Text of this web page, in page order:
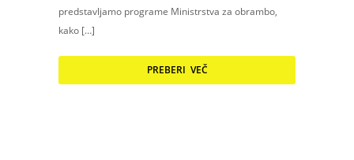
predstavljamo programe Ministrstva za obrambo,
kako […]
PREBERI VEČ